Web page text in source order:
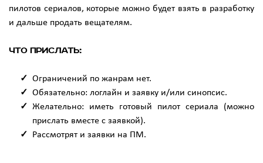
пилотов сериалов, которые можно будет взять в разработку
и дальше продать вещателям.
ЧТО ПРИСЛАТЬ:
Ограничений по жанрам нет.
Обязательно: логлайн и заявку и/или синопсис.
Желательно: иметь готовый пилот сериала (можно
прислать вместе с заявкой).
Рассмотрят и заявки на ПМ.